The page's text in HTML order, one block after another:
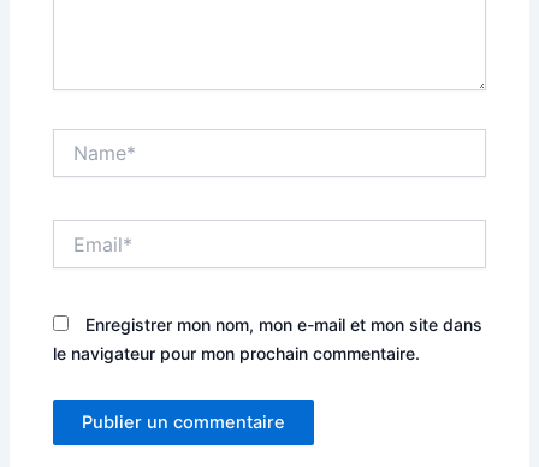
Enregistrer mon nom, mon e-mail et mon site dans
le navigateur pour mon prochain commentaire.